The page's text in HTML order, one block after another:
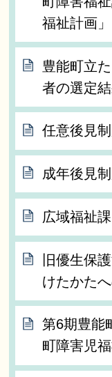
福祉計画
豊能町立
者の選定
任意後見
成年後見
広域福祉
旧優生保
けたかた
第6期豊能
町障害児